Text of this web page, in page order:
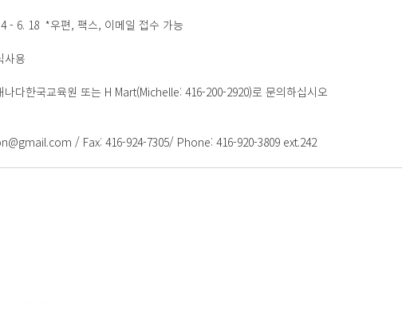
- 6. 18  *우편, 팩스, 이메일 접수 가능
사용
다한국교육원 또는 H Mart(Michelle: 416-200-2920)로 문의하십시오
/ Fax: 416-924-7305/ Phone: 416-920-3809 ext.242